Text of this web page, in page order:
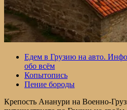
Едем в Грузию на авто.
обо всём
Копытопись
Пение бороды
Крепость Ананури на Военно-